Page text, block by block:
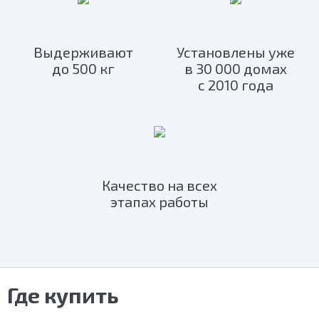
Выдерживают
до 500 кг
Установлены уже
в 30 000 домах
с 2010 года
Качество на всех
этапах работы
Где купить